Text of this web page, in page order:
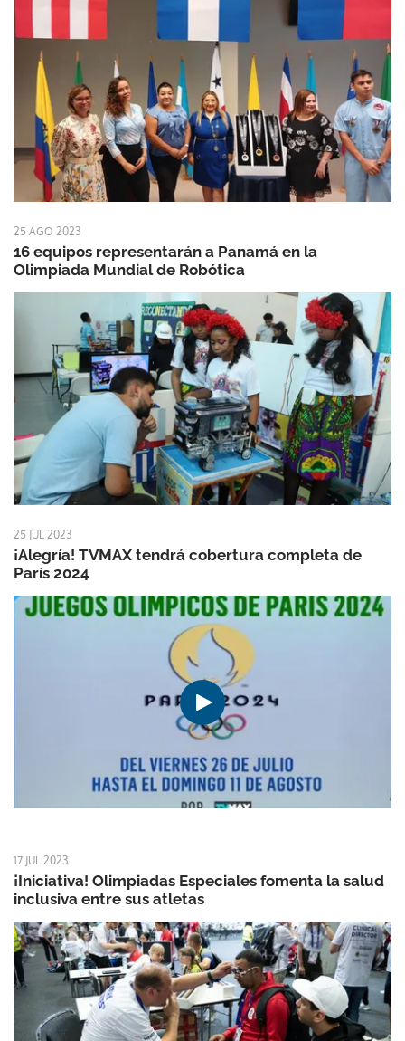
25 AGO 2023
16 equipos representarán a Panamá en la
Olimpiada Mundial de Robótica
25 JUL 2023
¡Alegría! TVMAX tendrá cobertura completa de
París 2024
17 JUL 2023
¡Iniciativa! Olimpiadas Especiales fomenta la salud
inclusiva entre sus atletas